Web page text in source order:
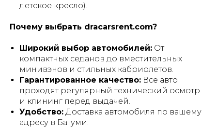
детское кресло).
Почему выбрать dracarsrent.com?
Широкий выбор автомобилей: От
компактных седанов до вместительных
минивэнов и стильных кабриолетов.
Гарантированное качество: Все авто
проходят регулярный технический осмотр
и клининг перед выдачей.
Удобство: Доставка автомобиля по вашему
адресу в Батуми.